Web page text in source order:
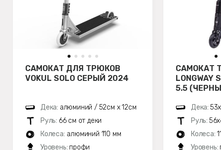
САМОКАТ ДЛЯ ТРЮКОВ
VOKUL SOLO СЕРЫЙ 2024
Дека: алюминий / 52см х 12см
Руль: 66 см от деки
Колеса: алюминий 110 мм
Уровень: профи
САМОКАТ
LONGWAY
5.5
Дека:
Руль:
Колеса:
Уровень: